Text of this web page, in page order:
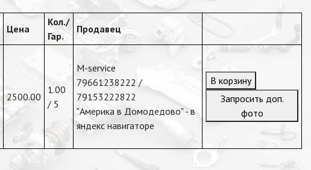
Цена
Кол./
Гар.
Продавец
2500.00
1.00
/ 5
M-service
79661238222 /
79153222822
"Америка в Домодедово" - в
яндекс навигаторе
В корзину
Запросить доп.
фото